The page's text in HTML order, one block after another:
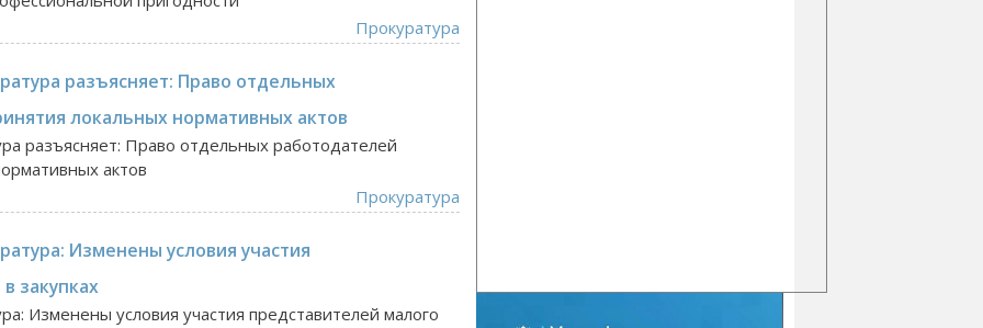
Прокуратура
разъясняет: Право отдельных
локальных нормативных актов
разъясняет: Право отдельных работодателей
актов
Прокуратура
Изменены условия участия
закупках
Изменены условия участия представителей малого